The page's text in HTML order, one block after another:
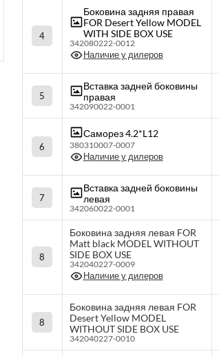
4
Боковина задняя правая
FOR Desert Yellow MODEL
WITH SIDE BOX USE
342080222-0012
Наличие у дилеров
5
Вставка задней боковины
правая
342090022-0001
6
Саморез 4.2*L12
380310007-0007
Наличие у дилеров
7
Вставка задней боковины
левая
342060022-0001
8
Боковина задняя левая FOR
Matt black MODEL WITHOUT
SIDE BOX USE
342040227-0009
Наличие у дилеров
8
Боковина задняя левая FOR
Desert Yellow MODEL
WITHOUT SIDE BOX USE
342040227-0010